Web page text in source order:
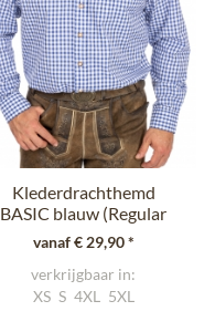
Klederdrachthemd
BASIC blauw (Regular
Fit)
vanaf € 29,90 *
verkrijgbaar in:
XS S 4XL 5XL